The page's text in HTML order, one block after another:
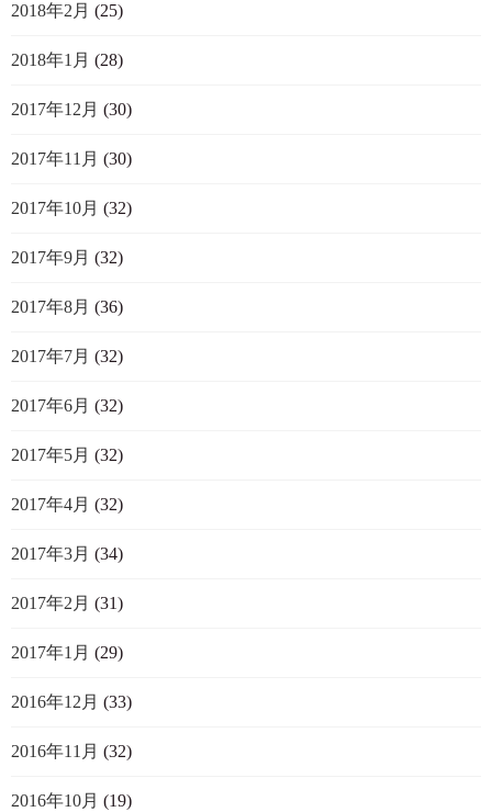
2018年2月 (25)
2018年1月 (28)
2017年12月 (30)
2017年11月 (30)
2017年10月 (32)
2017年9月 (32)
2017年8月 (36)
2017年7月 (32)
2017年6月 (32)
2017年5月 (32)
2017年4月 (32)
2017年3月 (34)
2017年2月 (31)
2017年1月 (29)
2016年12月 (33)
2016年11月 (32)
2016年10月 (19)